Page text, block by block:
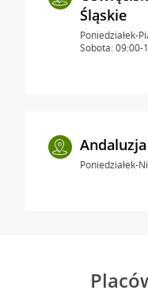
Śląskie
Poniedziałek-
Sobota: 09:00-
Poniedziałek-